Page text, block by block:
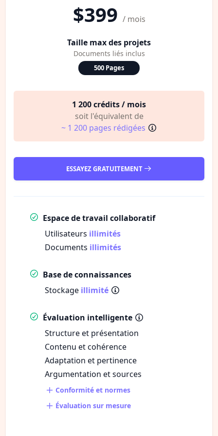
$399 / mois
Taille max des projets
Documents liés inclus
500 Pages
1 200 crédits / mois
soit l'équivalent de
~ 1 200 pages rédigées
ESSAYEZ GRATUITEMENT
Espace de travail collaboratif
Utilisateurs illimités
Documents illimités
Base de connaissances
Stockage illimité
Évaluation intelligente
Structure et présentation
Contenu et cohérence
Adaptation et pertinence
Argumentation et sources
Conformité et normes
Évaluation sur mesure